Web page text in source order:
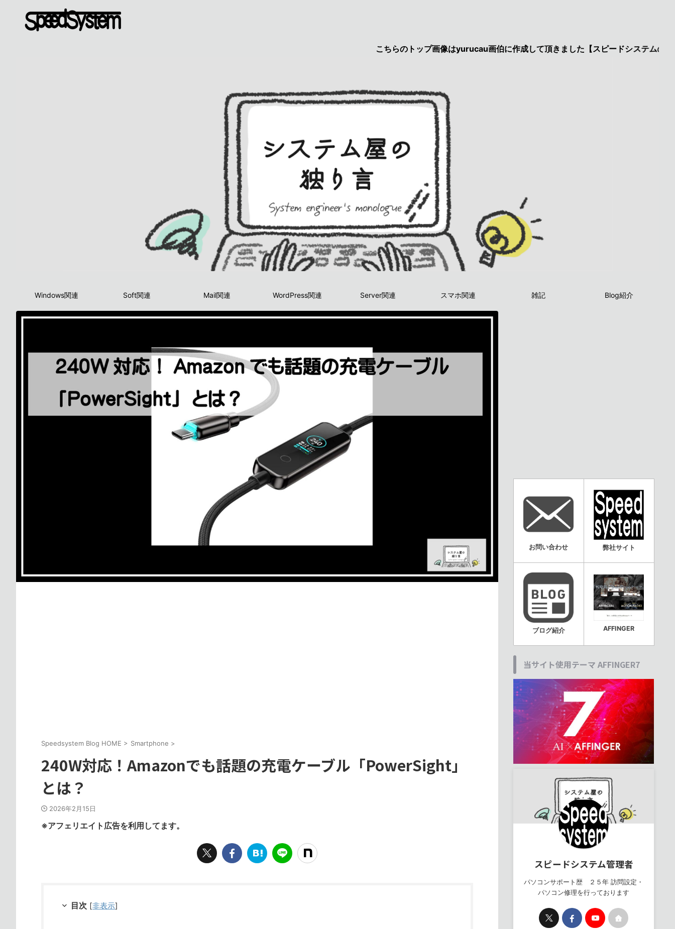
こちらのトップ画像はyurucau画伯に作成して頂きました【スピードシステムのページを見
Windows関連 Soft関連 Mail関連 WordPress関連 Server関連 スマホ関連 雑記 Blog紹介
Speedsystem Blog HOME > Smartphone >
240W対応！Amazonでも話題の充電ケーブル「PowerSight」
とは？
2026年2月15日
※アフェリエイト広告を利用してます。
目次 [非表示]
お問い合わせ 弊社サイト
ブログ紹介 AFFINGER
当サイト使用テーマ AFFINGER7
スピードシステム管理者
パソコンサポート歴 ２５年 訪問設定・
パソコン修理を行っております